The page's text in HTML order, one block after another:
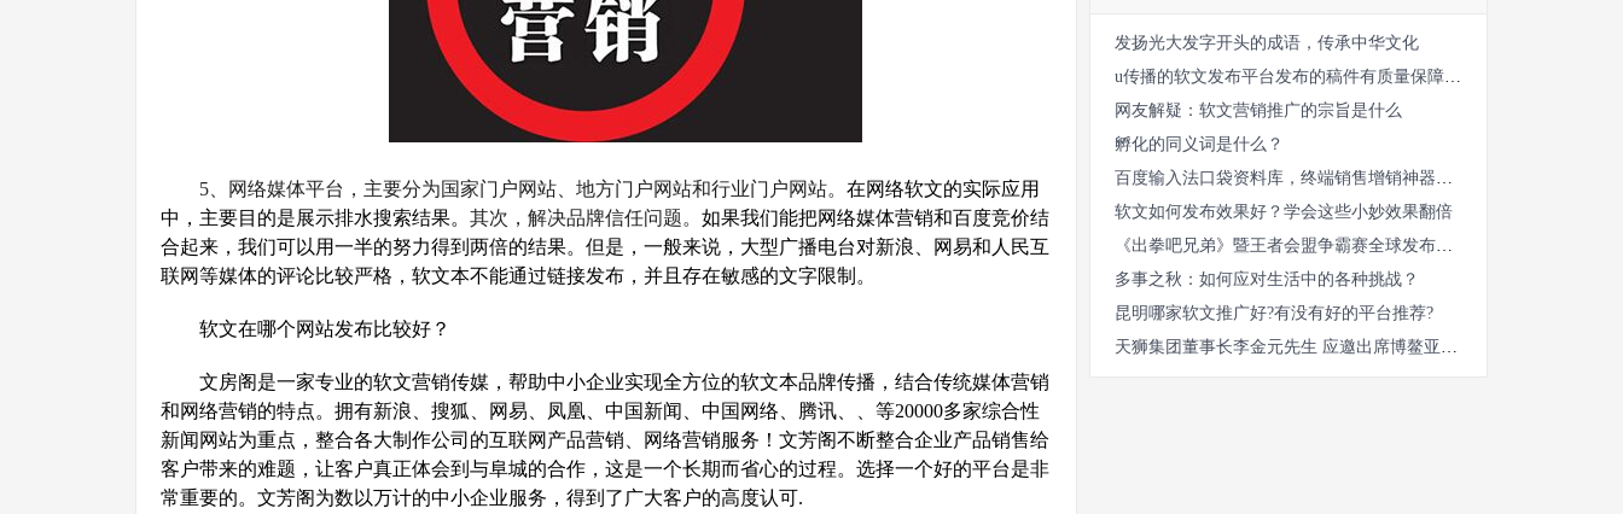
5、网络媒体平台，主要分为国家门户网站、地方门户网站和行业门户网站。 在网络软文的实际应用
中，主要目的是展示排水搜索结果。 其次，解决品牌信任问题。 如果我们能把网络媒体营销和百度竞价结
合起来，我们可以用一半的努力得到两倍的结果。但是，一般来说，大型广播电台对新浪、网易和人民互
联网等媒体的评论比较严格，软文本不能通过链接发布，并且存在敏感的文字限制。
软文在哪个网站发布比较好？
文房阁是一家专业的软文营销传媒，帮助中小企业实现全方位的软文本品牌传播，结合传统媒体营销
和网络营销的特点。拥有新浪、搜狐、网易、凤凰、中国新闻、中国网络、腾讯、、等20000多家综合性
新闻网站为重点，整合各大制作公司的互联网产品营销、网络营销服务！文芳阁不断整合企业产品销售给
客户带来的难题，让客户真正体会到与阜城的合作，这是一个长期而省心的过程。选择一个好的平台是非
常重要的。文芳阁为数以万计的中小企业服务，得到了广大客户的高度认可.
发扬光大发字开头的成语，传承中华文化
u传播的软文发布平台发布的稿件有质量保障吗？
网友解疑：软文营销推广的宗旨是什么
孵化的同义词是什么？
百度输入法口袋资料库，终端销售增销神器，企业功能上线开通
软文如何发布效果好？学会这些小妙效果翻倍
《出拳吧兄弟》暨王者会盟争霸赛全球发布会于3月10日将在广州举办
多事之秋：如何应对生活中的各种挑战？
昆明哪家软文推广好?有没有好的平台推荐?
天狮集团董事长李金元先生 应邀出席博鳌亚洲论坛2022年年会